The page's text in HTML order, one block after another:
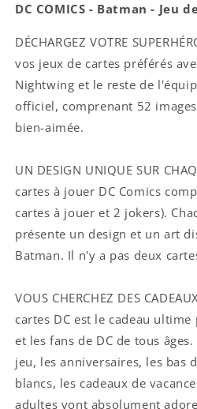
DC COMICS - Batman - Jeu
DÉCHARGEZ VOTRE
vos jeux de cartes préférés
Nightwing et le reste de
officiel, comprenant 52
bien-aimée.
UN DESIGN UNIQUE SUR
cartes à jouer DC Comics
cartes à jouer et 2 jokers).
présente un design et un art
Batman. Il n'y a pas deux
VOUS CHERCHEZ DES
cartes DC est le cadeau
et les fans de DC de tous
jeu, les anniversaires, les bas
blancs, les cadeaux de
adultes vont absolument